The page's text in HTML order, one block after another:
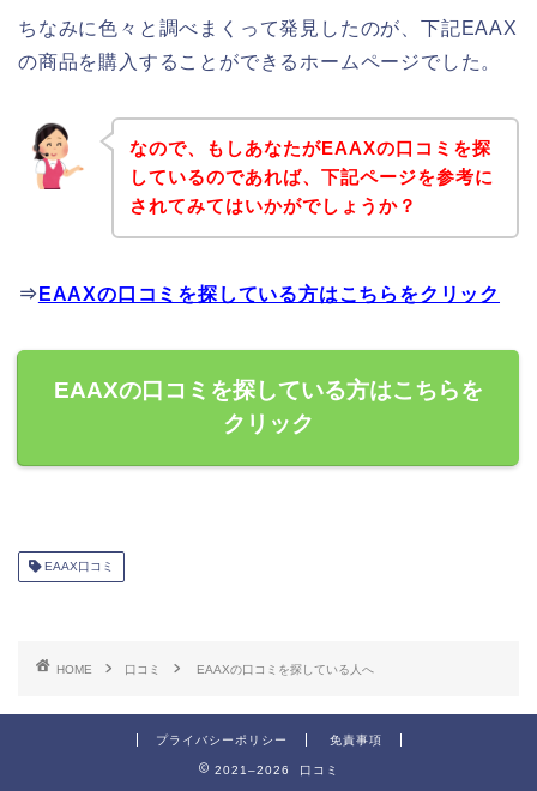
ちなみに色々と調べまくって発見したのが、下記EAAX
の商品を購入することができるホームページでした。
なので、もしあなたがEAAXの口コミを探
しているのであれば、下記ページを参考に
されてみてはいかがでしょうか？
⇒ EAAXの口コミを探している方はこちらをクリック
EAAXの口コミを探している方はこちらを
クリック
EAAX口コミ
HOME 口コミ EAAXの口コミを探している人へ
プライバシーポリシー 免責事項
2021–2026 口コミ